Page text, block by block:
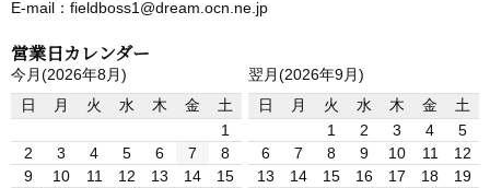
E-mail：fieldboss1@dream.ocn.ne.jp
営業日カレンダー
今月(2026年8月)
日
月 火 水 木 金
土
1
2
3 4 5 6 7
8
9
10 11 12 13 14
15
翌月(2026年9月)
日
月 火 水 木 金
土
1
2 3 4
5
6
7 8 9 10 11
12
13
14 15 16 17 18
19